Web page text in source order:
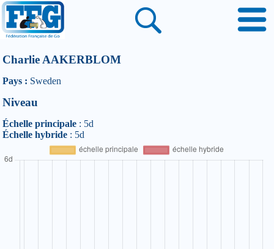
Charlie AAKERBLOM
Pays : Sweden
Niveau
Échelle principale : 5d
Échelle hybride : 5d